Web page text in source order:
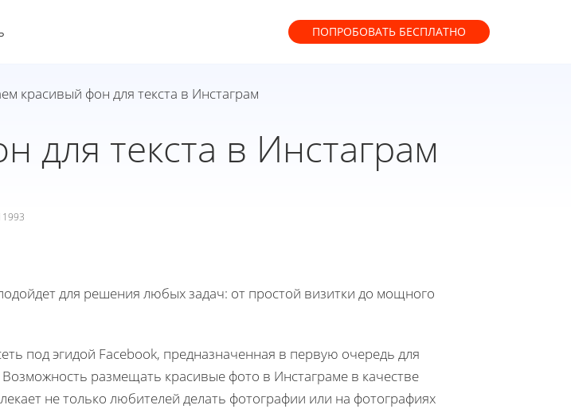
ПОПРОБОВАТЬ БЕСПЛАТНО
красивый фон для текста в Инстаграм
для текста в Инстаграм
для решения любых задач: от простой визитки до мощного
под эгидой Facebook, предназначенная в первую очередь для
размещать красивые фото в Инстаграме в качестве
не только любителей делать фотографии или на фотографиях